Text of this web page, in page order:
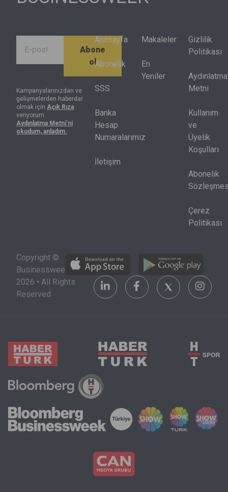
kapsamındaki
performansı
endeksin
getirisinin
Endeksteki
hisselerin
yarısı
yılbaşındaki
seviyesinin
da bu
dönüşüyor.
sonuçlar
ürettiğini
Artık net kâr
tek başına
nakit akışı,
sermaye
harcamaları
ve kredi
okunmak
Abone
ol
Kampanyalarınızdan ve
gelişmelerden haberdar
olmak için Açık Rıza
veriyorum.
Aydınlatma Metni'ni
okudum, anladım.
Anasayfa
Abonelik
SSS
Banka
Hesap
Numaralarımız
İletişim
Makaleler
En
Yeniler
Gizlilik
Politikası
Aydınlatma
Metni
Kullanım
ve
Üyelik
Koşulları
Abonelik
Çerez
Politikası
Copyright ©
Businessweek
2026 • All Rights
Reserved